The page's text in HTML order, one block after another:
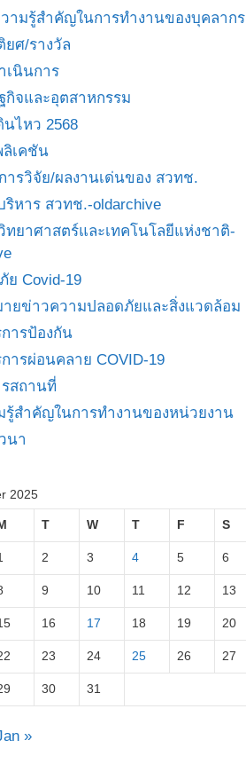
ามรู้สำคัญในการทำงานของบุคลากร
ยศ/รางวัล
เนินการ
กิจและอุตสาหกรรม
ไหว 2568
เคชัน
ารวิจัย/ผลงานเด่นของ สวทช.
ริหาร สวทช.-oldarchive
ทยาศาสตร์และเทคโนโลยีแห่งชาติ-
ย Covid-19
ยข่าวความปลอดภัยและสิ่งแวดล้อม
ารป้องกัน
ารผ่อนคลาย COVID-19
สถานที่
รู้สำคัญในการทำงานของหน่วยงาน
นา
2025
T W T F S
2 3 4 5 6
9 10 11 12 13
16 17 18 19 20
23 24 25 26 27
30 31
»